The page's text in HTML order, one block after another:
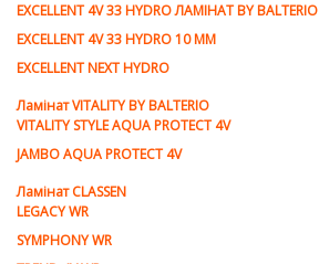
EXCELLENT 4V 33 HYDRO ЛАМІНАТ BY BALTERIO
EXCELLENT 4V 33 HYDRO 10 ММ
EXCELLENT NEXT HYDRO
Ламiнат VITALITY BY BALTERIO
VITALITY STYLE AQUA PROTECT 4V
JAMBO AQUA PROTECT 4V
Ламiнат CLASSEN
LEGACY WR
SYMPHONY WR